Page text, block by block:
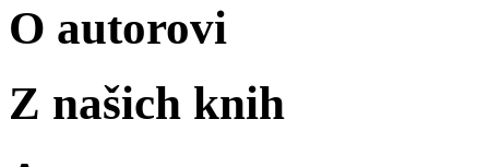
O autorovi
Z našich knih